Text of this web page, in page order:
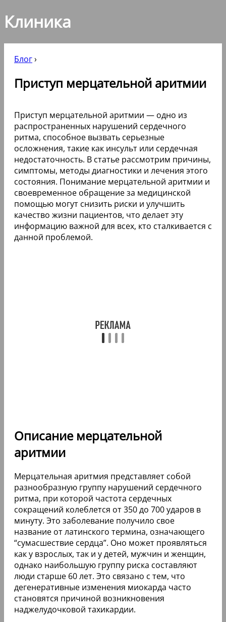
Клиника
Блог›
Приступ мерцательной аритмии
Приступ мерцательной аритмии — одно из
распространенных нарушений сердечного
ритма, способное вызвать серьезные
осложнения, такие как инсульт или сердечная
недостаточность. В статье рассмотрим причины,
симптомы, методы диагностики и лечения этого
состояния. Понимание мерцательной аритмии и
своевременное обращение за медицинской
помощью могут снизить риски и улучшить
качество жизни пациентов, что делает эту
информацию важной для всех, кто сталкивается с
данной проблемой.
Описание мерцательной
аритмии
Мерцательная аритмия представляет собой
разнообразную группу нарушений сердечного
ритма, при которой частота сердечных
сокращений колеблется от 350 до 700 ударов в
минуту. Это заболевание получило свое
название от латинского термина, означающего
“сумасшествие сердца”. Оно может проявляться
как у взрослых, так и у детей, мужчин и женщин,
однако наибольшую группу риска составляют
люди старше 60 лет. Это связано с тем, что
дегенеративные изменения миокарда часто
становятся причиной возникновения
наджелудочковой тахикардии.